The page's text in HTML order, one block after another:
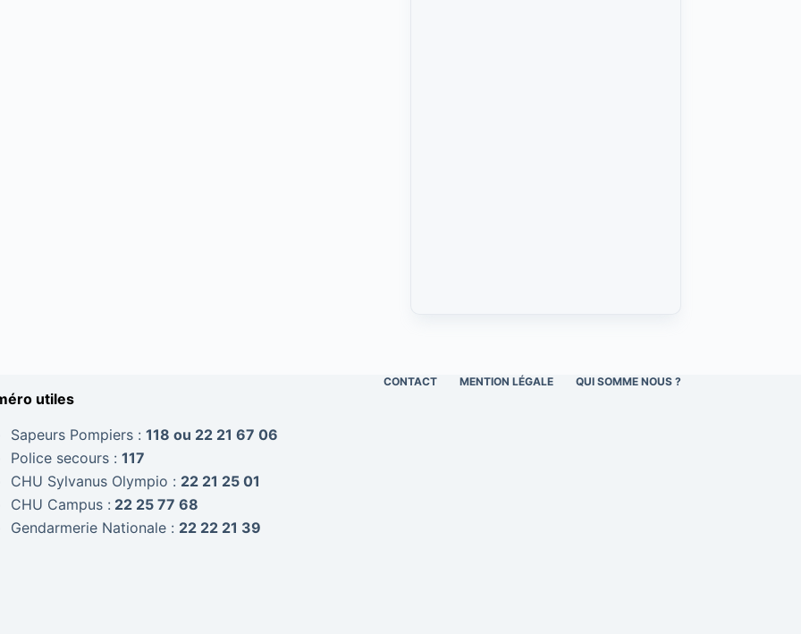
CONTACT MENTION LÉGALE QUI SOMME NOUS ?
utiles
Sapeurs Pompiers : 118 ou 22 21 67 06
Police secours : 117
CHU Sylvanus Olympio : 22 21 25 01
CHU Campus : 22 25 77 68
Gendarmerie Nationale : 22 22 21 39